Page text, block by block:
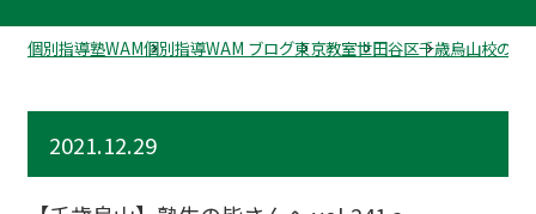
個別指導塾WAM個別指導WAM ブログ東京教室世田谷区千歳烏山校のス
2021.12.29